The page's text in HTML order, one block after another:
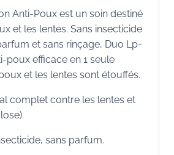
Anti-Poux est un soin destiné
et les lentes. Sans insecticide
et sans rinçage, Duo Lp-
poux efficace en 1 seule
et les lentes sont étouffés.
complet contre les lentes et
sans parfum.